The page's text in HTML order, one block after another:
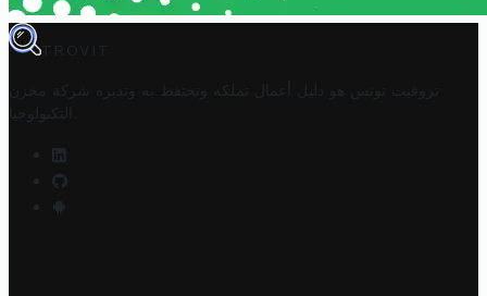
TROVIT
تروفيت تونس هو دليل أعمال تملكه وتحتفظ به وتديره
شركة مخزن
التكنولوجيا